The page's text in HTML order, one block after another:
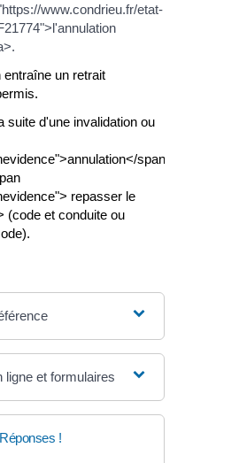
www.condrieu.fr/etat-
entraîne un retrait
suite d'une invalidation ou
span>,
repasser le
(code et conduite ou
ligne et formulaires
!